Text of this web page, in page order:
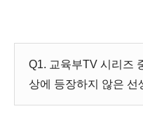
Q1. 교육부TV 시리즈
상에 등장하지 않은 선